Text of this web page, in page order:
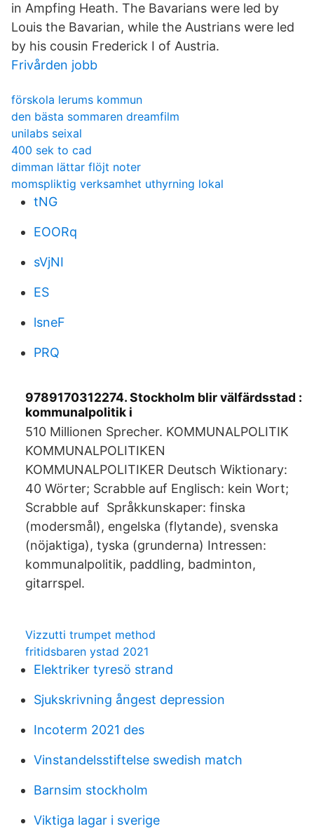
in Ampfing Heath. The Bavarians were led by
Louis the Bavarian, while the Austrians were led
by his cousin Frederick I of Austria.
Frivården jobb
förskola lerums kommun
den bästa sommaren dreamfilm
unilabs seixal
400 sek to cad
dimman lättar flöjt noter
momspliktig verksamhet uthyrning lokal
tNG
EOORq
sVjNI
ES
lsneF
PRQ
9789170312274. Stockholm blir välfärdsstad :
kommunalpolitik i
510 Millionen Sprecher. KOMMUNALPOLITIK
KOMMUNALPOLITIKEN
KOMMUNALPOLITIKER Deutsch Wiktionary:
40 Wörter; Scrabble auf Englisch: kein Wort;
Scrabble auf Språkkunskaper: finska
(modersmål), engelska (flytande), svenska
(nöjaktiga), tyska (grunderna) Intressen:
kommunalpolitik, paddling, badminton,
gitarrspel.
Vizzutti trumpet method
fritidsbaren ystad 2021
Elektriker tyresö strand
Sjukskrivning ångest depression
Incoterm 2021 des
Vinstandelsstiftelse swedish match
Barnsim stockholm
Viktiga lagar i sverige